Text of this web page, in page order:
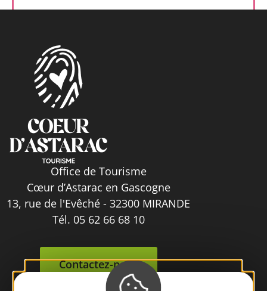
Office de Tourisme
Cœur d’Astarac en Gascogne
13, rue de l'Evêché - 32300 MIRANDE
Tél. 05 62 66 68 10
Contactez-nous